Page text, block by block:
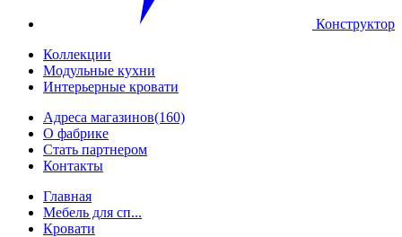
Конструктор
Коллекции
Модульные кухни
Интерьерные кровати
Адреса магазинов(160)
О фабрике
Стать партнером
Контакты
Главная
Мебель для сп...
Кровати